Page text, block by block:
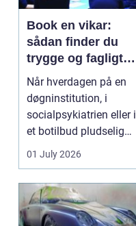
Book en vikar:
sådan finder du
trygge og fagligt
stærke løsninger
Når hverdagen på en
døgninstitution, i
socialpsykiatrien eller i
et botilbud pludselig
ændrer sig, k...
01 July 2026